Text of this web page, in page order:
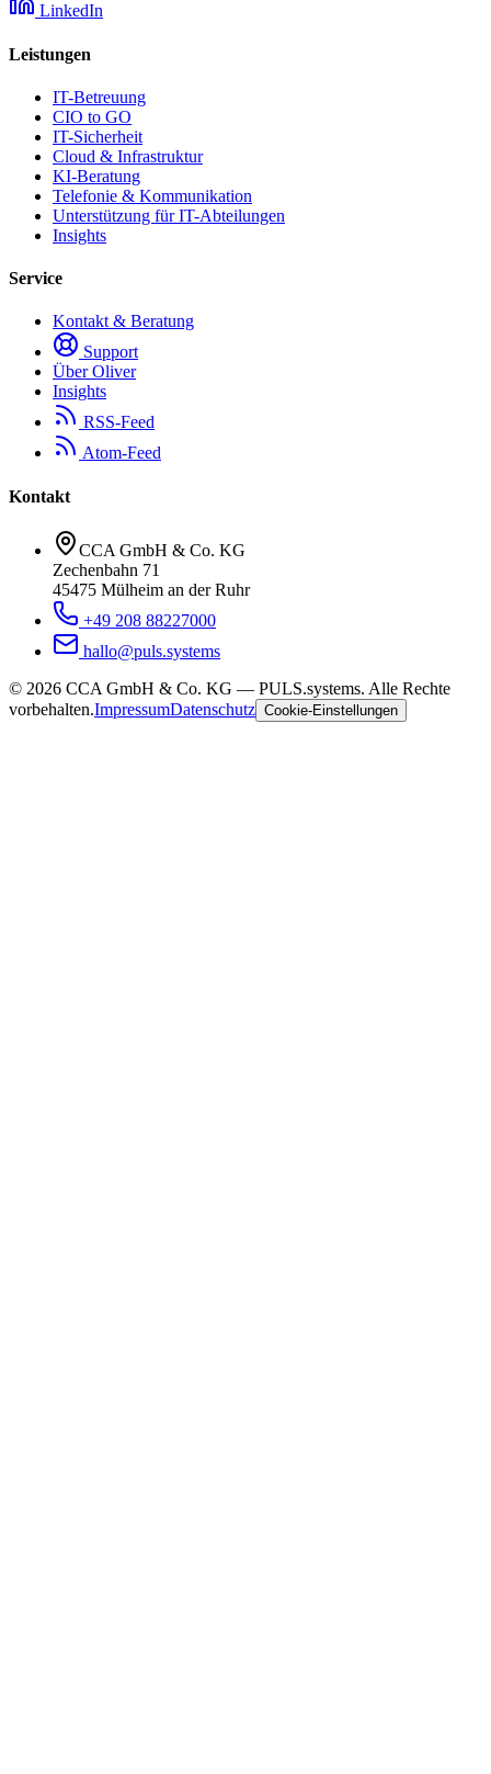
LinkedIn
Leistungen
IT-Betreuung
CIO to GO
IT-Sicherheit
Cloud & Infrastruktur
KI-Beratung
Telefonie & Kommunikation
Unterstützung für IT-Abteilungen
Insights
Service
Kontakt & Beratung
Support
Über Oliver
Insights
RSS-Feed
Atom-Feed
Kontakt
CCA GmbH & Co. KG
Zechenbahn 71
45475 Mülheim an der Ruhr
+49 208 88227000
hallo@puls.systems
© 2026 CCA GmbH & Co. KG — PULS.systems. Alle Rechte
vorbehalten.ImpressumDatenschutz Cookie-Einstellungen